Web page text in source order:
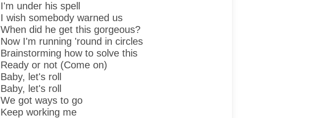
I'm under his spell
I wish somebody warned us
When did he get this gorgeous?
Now I'm running 'round in circles
Brainstorming how to solve this
Ready or not (Come on)
Baby, let's roll
Baby, let's roll
We got ways to go
Keep working me